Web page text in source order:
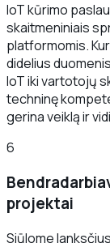
IoT kūrimo
skaitmeniniais
platformomis.
didelius
IoT iki vartotojų
techninę
gerina veiklą ir
6
projektai
Siūlome